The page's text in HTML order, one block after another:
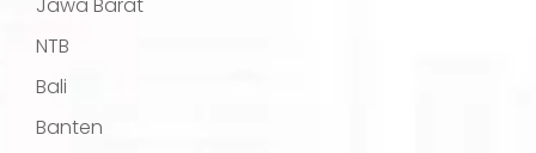
NTB
Bali
Banten